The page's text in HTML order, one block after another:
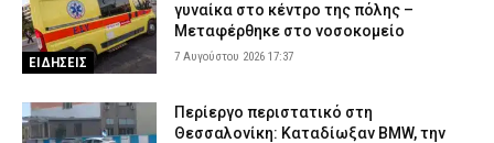
ΕΙΔΗΣΕΙΣ
γυναίκα στο κέντρο της πόλης –
Μεταφέρθηκε στο νοσοκομείο
7 Αυγούστου 2026 17:37
Περίεργο περιστατικό στη
Θεσσαλονίκη: Καταδίωξαν BMW, την